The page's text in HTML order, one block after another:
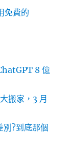
免費的
8 億
搬家，3 月
?到底那個